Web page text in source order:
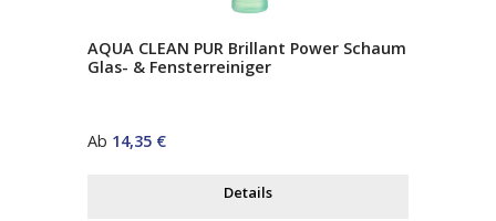
AQUA CLEAN PUR Brillant Power Schaum
Glas- & Fensterreiniger
Regulärer Preis:
Ab 14,35 €
Details